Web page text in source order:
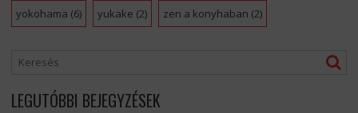
yokohama (6) yukake (2) zen a konyhaban (2)
LEGUTÓBBI BEJEGYZÉSEK